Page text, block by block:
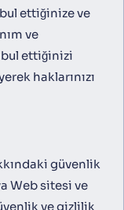
ettiğinize ve
ve
ettiğinizi
haklarınızı
güvenlik
Web sitesi ve
ve gizlilik